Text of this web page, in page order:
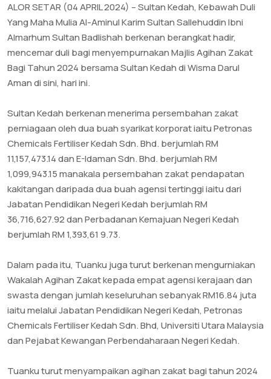
ALOR SETAR (04 APRIL 2024) – Sultan Kedah, Kebawah Duli
Yang Maha Mulia Al-Aminul Karim Sultan Sallehuddin Ibni
Almarhum Sultan Badlishah berkenan berangkat hadir,
mencemar duli bagi menyempurnakan Majlis Agihan Zakat
Bagi Tahun 2024 bersama Sultan Kedah di Wisma Darul
Aman di sini, hari ini.
Sultan Kedah berkenan menerima persembahan zakat
perniagaan oleh dua buah syarikat korporat iaitu Petronas
Chemicals Fertiliser Kedah Sdn. Bhd. berjumlah RM
11,157,473.14 dan E-Idaman Sdn. Bhd. berjumlah RM
1,099,943.15 manakala persembahan zakat pendapatan
kakitangan daripada dua buah agensi tertinggi iaitu dari
Jabatan Pendidikan Negeri Kedah berjumlah RM
36,716,627.92 dan Perbadanan Kemajuan Negeri Kedah
berjumlah RM 1,393,61 9.73.
Dalam pada itu, Tuanku juga turut berkenan mengurniakan
Wakalah Agihan Zakat kepada empat agensi kerajaan dan
swasta dengan jumlah keseluruhan sebanyak RM16.84 juta
iaitu melalui Jabatan Pendidikan Negeri Kedah, Petronas
Chemicals Fertiliser Kedah Sdn. Bhd, Universiti Utara Malaysia
dan Pejabat Kewangan Perbendaharaan Negeri Kedah.
Tuanku turut menyampaikan agihan zakat bagi tahun 2024